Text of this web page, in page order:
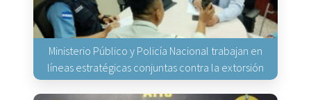
Ministerio Público y Policía Nacional trabajan en
líneas estratégicas conjuntas contra la extorsión